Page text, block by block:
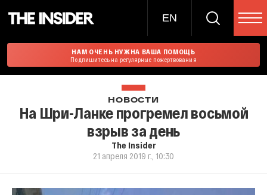
EN
НАМ ОЧЕНЬ НУЖНА ВАША ПОМОЩЬ
Подпишитесь на регулярные пожертвования
НОВОСТИ
На Шри-Ланке прогремел восьмой
взрыв за день
The Insider
21 апреля 2019 г., 10:30